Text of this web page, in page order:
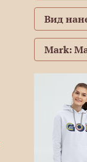
Вид
Mark: